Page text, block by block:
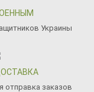
Украины
отправка заказов